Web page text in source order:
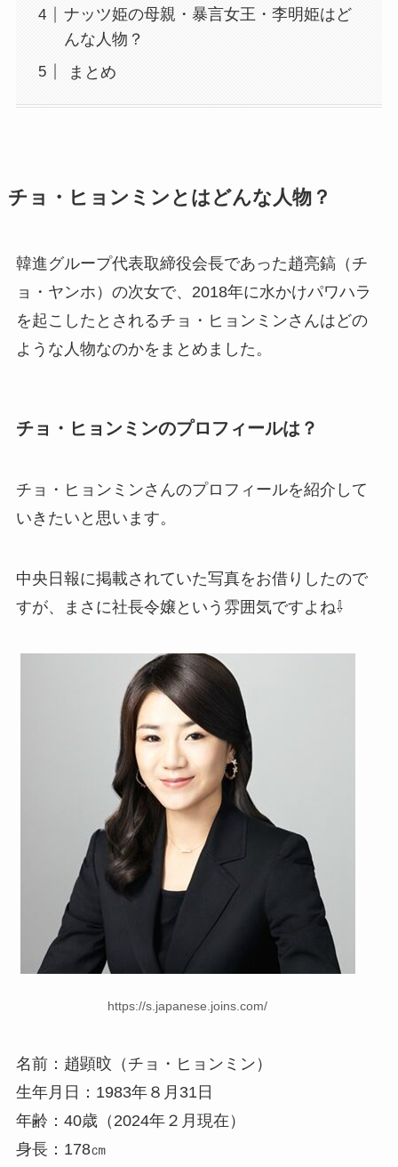
ナッツ姫の母親・暴言女王・李明姫はど
んな人物？
まとめ
チョ・ヒョンミンとはどんな人物？
韓進グループ代表取締役会長であった趙亮鎬（チ
ョ・ヤンホ）の次女で、2018年に水かけパワハラ
を起こしたとされるチョ・ヒョンミンさんはどの
ような人物なのかをまとめました。
チョ・ヒョンミンのプロフィールは？
チョ・ヒョンミンさんのプロフィールを紹介して
いきたいと思います。
中央日報に掲載されていた写真をお借りしたので
すが、まさに社長令嬢という雰囲気ですよね⇩
https://s.japanese.joins.com/
名前：趙顕旼（チョ・ヒョンミン）
生年月日：1983年８月31日
年齢：40歳（2024年２月現在）
身長：178㎝